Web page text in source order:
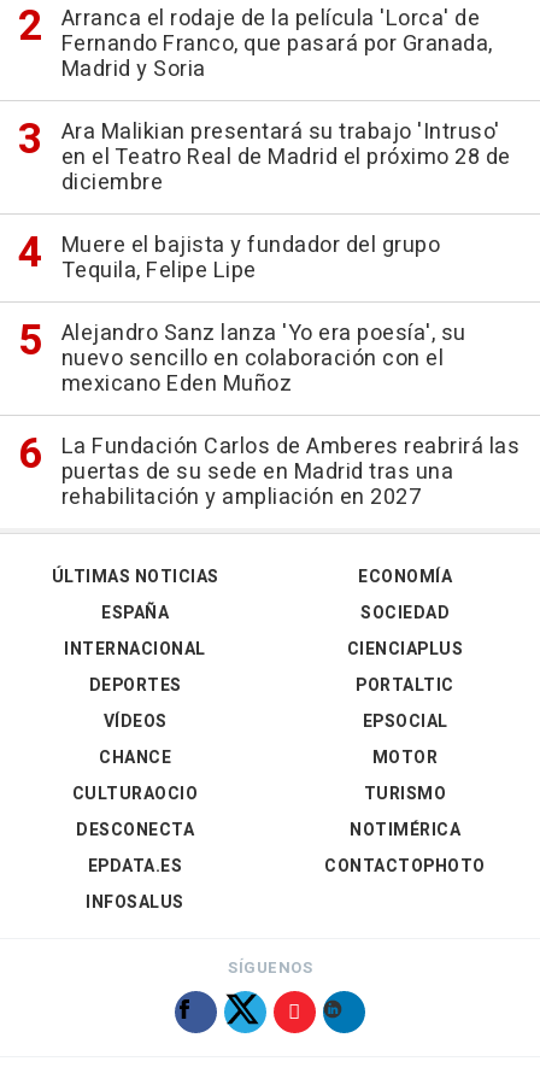
Arranca el rodaje de la película 'Lorca' de
Fernando Franco, que pasará por Granada,
Madrid y Soria
Ara Malikian presentará su trabajo 'Intruso'
en el Teatro Real de Madrid el próximo 28 de
diciembre
Muere el bajista y fundador del grupo
Tequila, Felipe Lipe
Alejandro Sanz lanza 'Yo era poesía', su
nuevo sencillo en colaboración con el
mexicano Eden Muñoz
La Fundación Carlos de Amberes reabrirá las
puertas de su sede en Madrid tras una
rehabilitación y ampliación en 2027
ÚLTIMAS NOTICIAS
ESPAÑA
INTERNACIONAL
DEPORTES
VÍDEOS
ECONOMÍA
SOCIEDAD
CIENCIAPLUS
PORTALTIC
EPSOCIAL
CHANCE
CULTURAOCIO
DESCONECTA
EPDATA.ES
INFOSALUS
MOTOR
TURISMO
NOTIMÉRICA
CONTACTOPHOTO
SÍGUENOS